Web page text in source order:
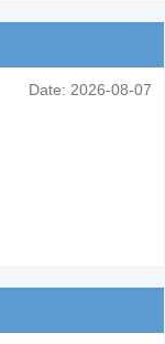
Date: 2026-08-07